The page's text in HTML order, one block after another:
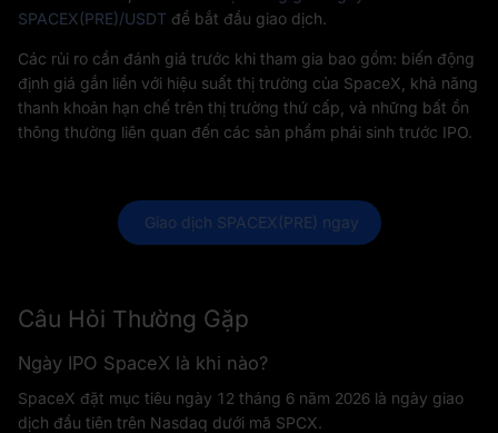
SPACEX(PRE)/USDT để bắt đầu giao dịch.
Các rủi ro cần đánh giá trước khi tham gia bao gồm: biến động
định giá gắn liền với hiệu suất thị trường của SpaceX, khả năng
thanh khoản hạn chế trên thị trường thứ cấp, và những bất ổn
thông thường liên quan đến các sản phẩm phái sinh trước IPO.
Giao dịch SPACEX(PRE) ngay
Câu Hỏi Thường Gặp
Ngày IPO SpaceX là khi nào?
SpaceX đặt mục tiêu ngày 12 tháng 6 năm 2026 là ngày giao
dịch đầu tiên trên Nasdaq dưới mã SPCX.